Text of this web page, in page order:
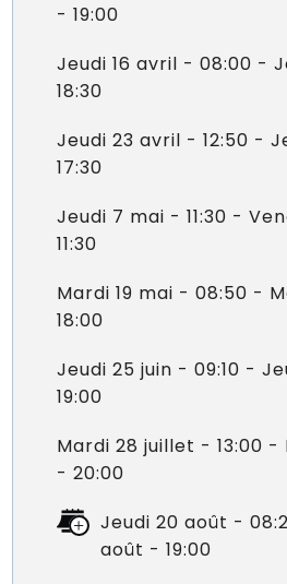
- 19:00
Jeudi 16 avril - 08:00 -
18:30
Jeudi 23 avril - 12:50 -
17:30
Jeudi 7 mai - 11:30 -
11:30
Mardi 19 mai - 08:50 -
18:00
Jeudi 25 juin - 09:10 -
19:00
Mardi 28 juillet - 13:00 -
- 20:00
Jeudi 20 août -
août - 19:00